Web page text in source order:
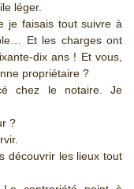
léger.
je faisais tout suivre à
Et les charges ont
dix ans ! Et vous,
propriétaire ?
chez le notaire. Je
?
découvrir les lieux tout